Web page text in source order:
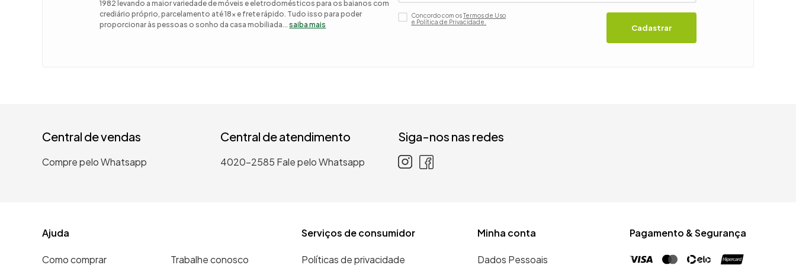
1982 levando a maior variedade de móveis e eletrodomésticos para os baianos com
crediário próprio, parcelamento até 18x e frete rápido. Tudo isso para poder
proporcionar às pessoas o sonho da casa mobiliada...saiba mais
Concordo com osTermos de Uso
e Política de Privacidade.
Cadastrar
Central de vendas
Compre pelo Whatsapp
Central de atendimento
4020-2585 Fale pelo Whatsapp
Siga-nos nas redes
Ajuda
Como comprar Trabalhe conosco
Serviços de consumidor
Políticas de privacidade
Minha conta
Dados Pessoais
Pagamento & Segurança
9º
guarda roupa casal